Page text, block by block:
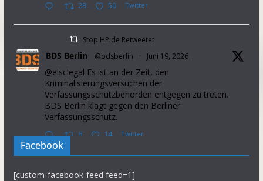
28 50 Twitter
Stop HP.de Retweetet
BDS Berlin @bdsberlin · Juni 19, 2026
@elsclegal Es ist an der Zeit, den
Kriminalisierungsversuchen der
Verfassungsschutzbehörden entgegen zu treten.
BDS Berlin klagt gegen den Berliner
Verfassungsschutz.
6 14 Twitter
Facebook
[custom-facebook-feed feed=1]